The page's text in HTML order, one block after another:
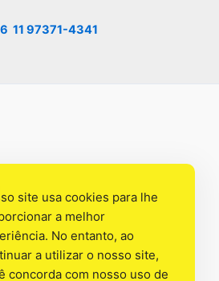
11 97371-4341
site usa cookies para lhe
a melhor
No entanto, ao
a utilizar o nosso site,
concorda com nosso uso de